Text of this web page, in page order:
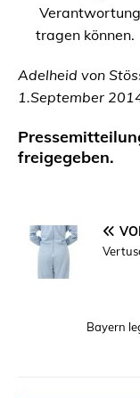
tragen können.
Adelheid von
1.September
freigegeben.
Bayern